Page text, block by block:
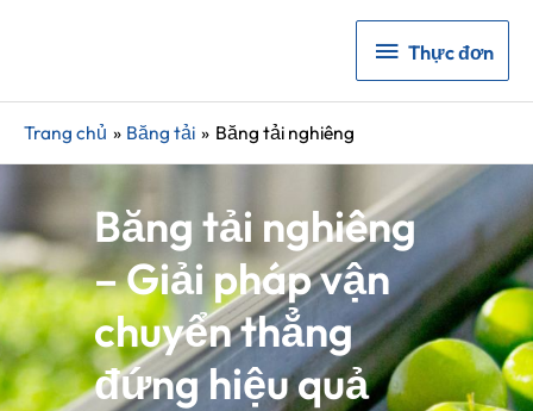
Thực
đơn
Thực đơn
Trang chủ Băng tải Băng tải nghiêng
Băng tải nghiêng
– Giải pháp vận
chuyển thẳng
đứng hiệu quả